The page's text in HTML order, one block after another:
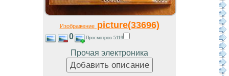
Изображениеpicture(33696)
0 Просмотров 5119
Прочая электроника